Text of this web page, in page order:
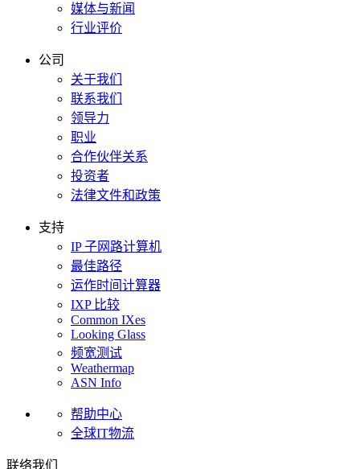
媒体与新闻
行业评价
公司
关于我们
联系我们
领导力
职业
合作伙伴关系
投资者
法律文件和政策
支持
IP 子网路计算机
最佳路径
运作时间计算器
IXP 比较
Common IXes
Looking Glass
频宽测试
Weathermap
ASN Info
帮助中心
全球IT物流
联络我们